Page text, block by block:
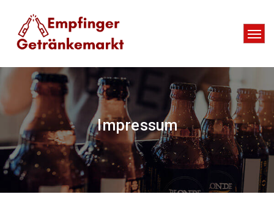
Impressum